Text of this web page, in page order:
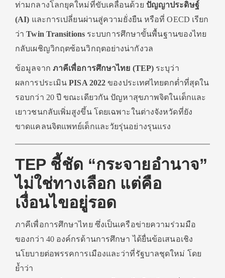
ท่ามกลางโลกยุคใหม่ที่ขับเคลื่อนด้วย ปัญญาประดิษฐ์
(AI) และการเปลี่ยนผ่านสู่ความยั่งยืน หรือที่OECD เรียก
ว่าTwin Transitionsระบบการศึกษาขั้นพื้นฐานของไทย
กลับเผชิญวิกฤตซ้อนวิกฤตอย่างน่ากังวล
ข้อมูลจาก ภาคีเพื่อการศึกษาไทย (TEP) ระบุว่า
ผลการประเมินPISA2022 ของประเทศไทยตกต่ำที่สุดใน
รอบกว่า 20 ปี ขณะเดียวกัน ปัญหาสุขภาพจิตในเด็กและ
เยาวชนกลับเพิ่มสูงขึ้น โดยเฉพาะในต่างจังหวัดที่ยัง
ขาดแคลนจิตแพทย์เด็กและวัยรุ่นอย่างรุนแรง
TEP ชี้ชัด “กระจายอำนาจ”
ไม่ใช่ทางเลือก แต่คือ
เงื่อนไขอยู่รอด
ภาคีเพื่อการศึกษาไทย ซึ่งเป็นเครือข่ายความร่วมมือ
ของกว่า 40 องค์กรด้านการศึกษา ได้ยื่นข้อเสนอเชิง
นโยบายต่อพรรคการเมืองและว่าที่รัฐบาลชุดใหม่ โดย
ย้ำว่า